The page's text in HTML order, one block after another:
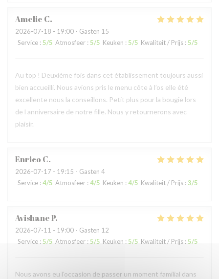
Amelie C
2026-07-18 - 19:00 - Gasten 15
Service : 5/5 Atmosfeer : 5/5 Keuken : 5/5 Kwaliteit / Prijs : 5/5
Au top ! Deuxième fois dans cet établissement toujours aussi
bien accueilli. Nous avions pris le menu côte à l’os elle été
excellente nous la conseillons. Petit plus pour la bougie lors
de l anniversaire de notre fille. Nous y retournerons avec
plaisir.
Enrico C
2026-07-17 - 19:15 - Gasten 4
Service : 4/5 Atmosfeer : 4/5 Keuken : 4/5 Kwaliteit / Prijs : 3/5
AvishaneP
2026-07-11 - 19:00 - Gasten 12
Service : 5/5 Atmosfeer : 5/5 Keuken : 5/5 Kwaliteit / Prijs : 5/5
Nous avons eu l'occasion de passer un moment familial dans